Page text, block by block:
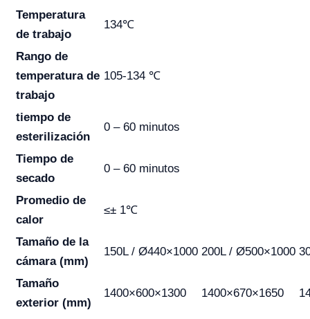
Temperatura
de trabajo
134℃
Rango de
temperatura de
trabajo
105-134 ℃
tiempo de
esterilización
0 – 60 minutos
Tiempo de
secado
0 – 60 minutos
Promedio de
calor
≤± 1℃
Tamaño de la
cámara (mm)
150L / Ø440×1000 200L / Ø500×1000
Tamaño
exterior (mm)
1400×600×1300 1400×670×1650